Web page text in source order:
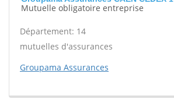
Mutuelle obligatoire entreprise
Département: 14
mutuelles d'assurances
Groupama Assurances